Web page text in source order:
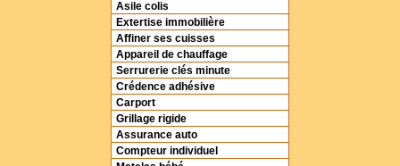
Asile colis
Extertise immobilière
Affiner ses cuisses
Appareil de chauffage
Serrurerie clés minute
Crédence adhésive
Carport
Grillage rigide
Assurance auto
Compteur individuel